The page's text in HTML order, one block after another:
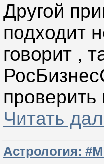
Другой
подходит
говорит ,
Читать
Астрология: